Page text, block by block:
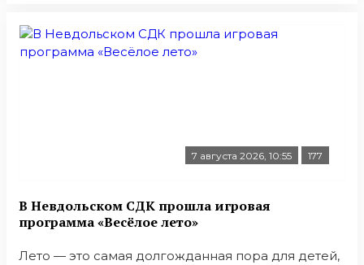
7 августа 2026, 10:55 177
В Невдольском СДК прошла игровая
программа «Весёлое лето»
Лето — это самая долгожданная пора для детей,